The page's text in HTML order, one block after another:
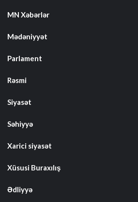
MN Xəbərlər
Mədəniyyət
Parlament
Rəsmi
Siyasət
Səhiyyə
Xarici siyasət
Xüsusi Buraxılış
Ədliyyə